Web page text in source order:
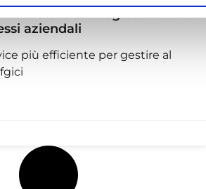
al valore strategico: il ruolo
aziendali
più efficiente per gestire al